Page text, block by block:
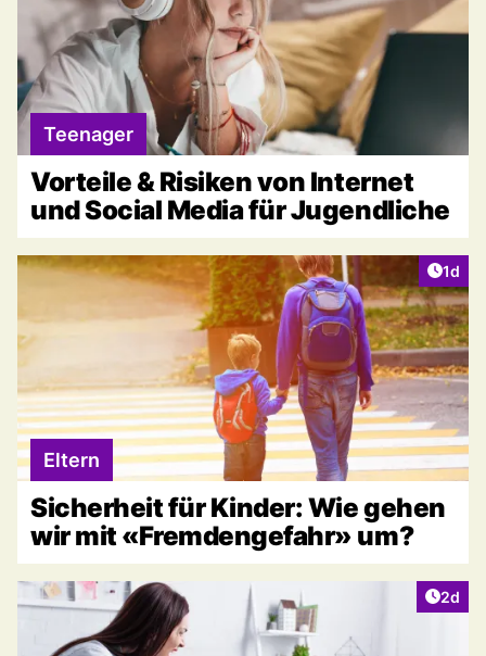
Teenager
Vorteile & Risiken von Internet
und Social Media für Jugendliche
1d
Eltern
Sicherheit für Kinder: Wie gehen
wir mit «Fremdengefahr» um?
2d